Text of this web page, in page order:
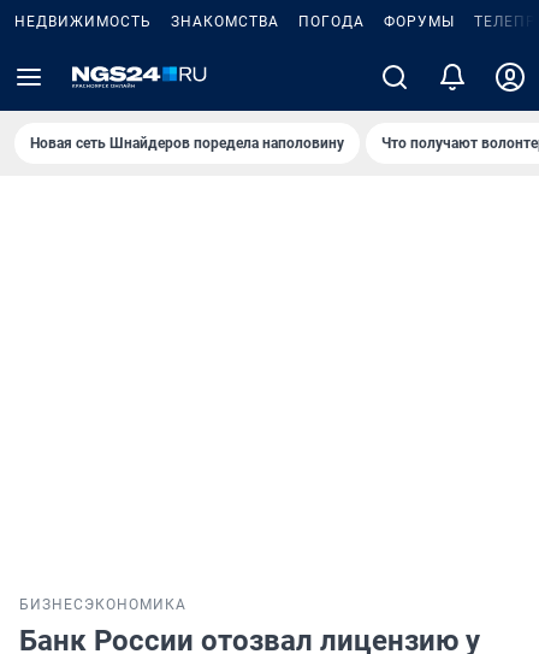
НЕДВИЖИМОСТЬ ЗНАКОМСТВА ПОГОДА ФОРУМЫ
Новая сеть Шнайдеров поредела наполовину Что получают
БИЗНЕС ЭКОНОМИКА
Банк России отозвал лицензию у